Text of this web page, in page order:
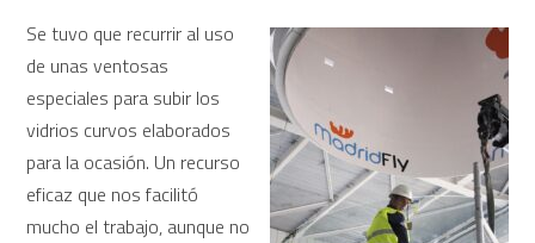
Se tuvo que recurrir al uso
de unas ventosas
especiales para subir los
vidrios curvos elaborados
para la ocasión. Un recurso
eficaz que nos facilitó
mucho el trabajo, aunque no